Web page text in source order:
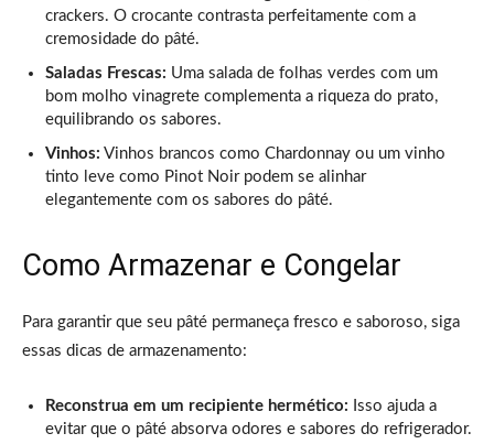
crackers. O crocante contrasta perfeitamente com a
cremosidade do pâté.
Saladas Frescas: Uma salada de folhas verdes com um
bom molho vinagrete complementa a riqueza do prato,
equilibrando os sabores.
Vinhos: Vinhos brancos como Chardonnay ou um vinho
tinto leve como Pinot Noir podem se alinhar
elegantemente com os sabores do pâté.
Como Armazenar e Congelar
Para garantir que seu pâté permaneça fresco e saboroso, siga
essas dicas de armazenamento:
Reconstrua em um recipiente hermético: Isso ajuda a
evitar que o pâté absorva odores e sabores do refrigerador.